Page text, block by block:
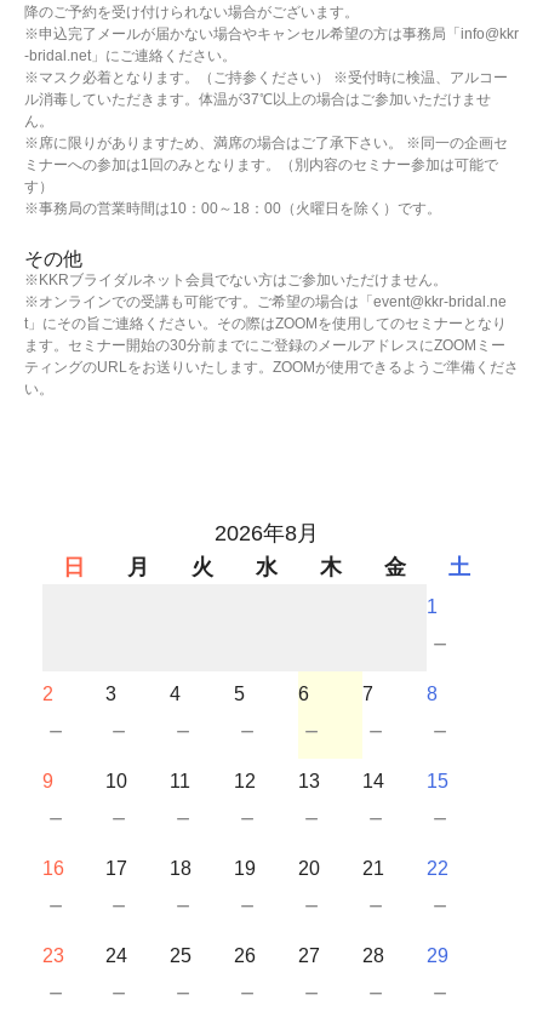
降のご予約を受け付けられない場合がございます。
※申込完了メールが届かない場合やキャンセル希望の方は事務局「info@kkr
-bridal.net」にご連絡ください。
※マスク必着となります。（ご持参ください） ※受付時に検温、アルコー
ル消毒していただきます。体温が37℃以上の場合はご参加いただけませ
ん。
※席に限りがありますため、満席の場合はご了承下さい。 ※同一の企画セ
ミナーへの参加は1回のみとなります。（別内容のセミナー参加は可能で
す）
※事務局の営業時間は10：00～18：00（火曜日を除く）です。
その他
※KKRブライダルネット会員でない方はご参加いただけません。
※オンラインでの受講も可能です。ご希望の場合は「event@kkr-bridal.ne
t」にその旨ご連絡ください。その際はZOOMを使用してのセミナーとなり
ます。セミナー開始の30分前までにご登録のメールアドレスにZOOMミー
ティングのURLをお送りいたします。ZOOMが使用できるようご準備くださ
い。
2026年8月
日
月 火 水 木 金 土
1
－
2
－
3
－
4
－
5
－
6
－
7
－
8
－
9
－
10
－
11
－
12
－
13
－
14
－
15
－
16
－
17
－
18
－
19
－
20
－
21
－
22
－
23
－
24
－
25
－
26
－
27
－
28
－
29
－